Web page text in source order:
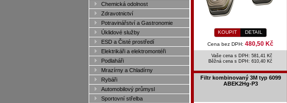
Chemická odolnost
Zdravotnictví
Potravinářství a Gastronomie
Úklidové služby
ESD a Čisté prostředí
Elektrikáři a elektromontéři
Podlaháři
Mrazírny a Chladírny
Rybáři
Automobilový průmysl
Sportovní střelba
KOUPIT DETAIL
Cena bez DPH: 480,50 Kč
Vaše cena s DPH: 581,41 Kč
Běžná cena s DPH: 610,40 Kč
Filtr kombinovaný 3M typ 6099
ABEK2Hg-P3